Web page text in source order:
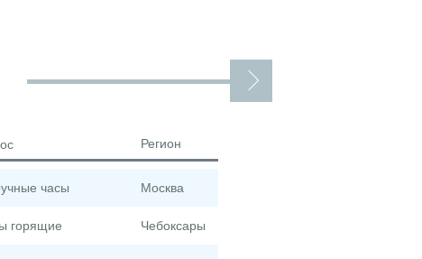
Регион
часы Москва
горящие Чебоксары